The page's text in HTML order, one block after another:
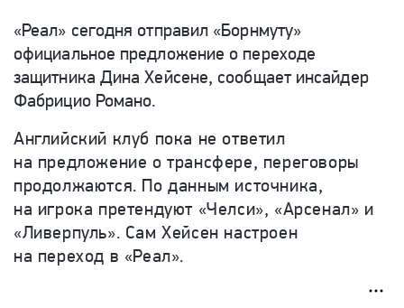
«Реал» сегодня отправил «Борнмуту»
официальное предложение о переходе
защитника Дина Хейсене, сообщает инсайдер
Фабрицио Романо.
Английский клуб пока не ответил
на предложение о трансфере, переговоры
продолжаются. По данным источника,
на игрока претендуют «Челси», «Арсенал» и
«Ливерпуль». Сам Хейсен настроен
на переход в «Реал».